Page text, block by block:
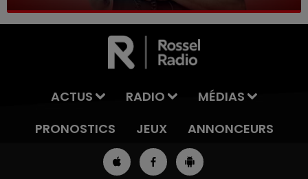
ACTUS RADIO
MÉDIAS
PRONOSTICS
JEUX ANNONCEURS